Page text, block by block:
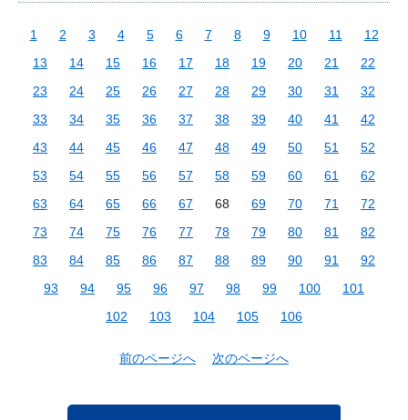
1 2 3 4 5 6 7 8 9 10 11
12
13
14 15 16 17 18 19 20 21
22
23
24 25 26 27 28 29 30 31
32
33
34 35 36 37 38 39 40 41
42
43
44 45 46 47 48 49 50 51
52
53
54 55 56 57 58 59 60 61
62
63
64 65 66 67 68 69 70 71
72
73
74 75 76 77 78 79 80 81
82
83
84 85 86 87 88 89 90 91
92
93
94 95 96 97 98 99 100
101
102
103 104 105 106
前のページへ 次のページへ